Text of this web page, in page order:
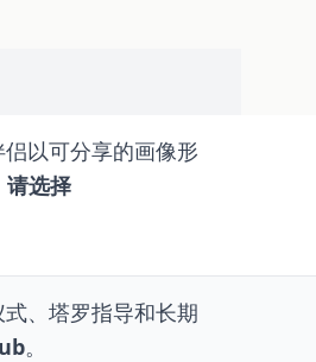
以可分享的画像形
请选择
、塔罗指导和长期
。